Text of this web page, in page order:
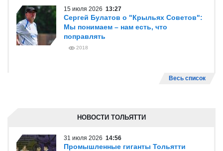
15 июля 2026 13:27
Сергей Булатов о "Крыльях Советов":
Мы понимаем – нам есть, что
поправлять
2018
Весь список
НОВОСТИ ТОЛЬЯТТИ
31 июля 2026 14:56
Промышленные гиганты Тольятти